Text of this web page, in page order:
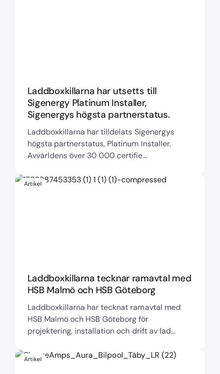
Laddboxkillarna har utsetts till
Sigenergy Platinum Installer,
Sigenergys högsta partnerstatus.
Laddboxkillarna har tilldelats Sigenergys
högsta partnerstatus, Platinum Installer.
Avvärldens över 30 000 certifie...
Artikel
Laddboxkillarna tecknar ramavtal med
HSB Malmö och HSB Göteborg
Laddboxkillarna har tecknat ramavtal med
HSB Malmö och HSB Göteborg för
projektering, installation och drift av lad...
Artikel